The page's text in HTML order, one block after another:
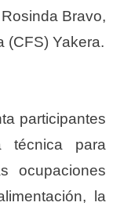
Bravo,
(CFS) Yakera.
participantes
técnica para
ocupaciones
la